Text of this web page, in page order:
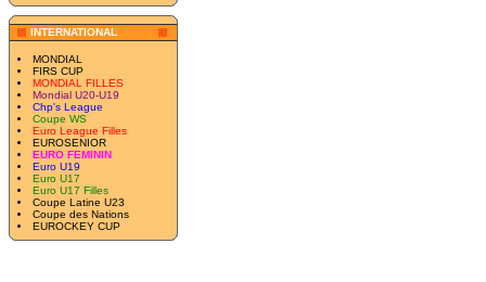
INTERNATIONAL
MONDIAL
FIRS CUP
MONDIAL FILLES
Mondial U20-U19
Chp's League
Coupe WS
Euro League Filles
EUROSENIOR
EURO FEMININ
Euro U19
Euro U17
Euro U17 Filles
Coupe Latine U23
Coupe des Nations
EUROCKEY CUP